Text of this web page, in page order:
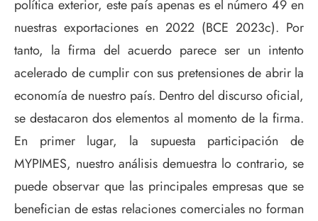
política exterior, este país apenas es el número 49 en
nuestras exportaciones en 2022 (BCE 2023c). Por
tanto, la firma del acuerdo parece ser un intento
acelerado de cumplir con sus pretensiones de abrir la
economía de nuestro país. Dentro del discurso oficial,
se destacaron dos elementos al momento de la firma.
En primer lugar, la supuesta participación de
MYPIMES, nuestro análisis demuestra lo contrario, se
puede observar que las principales empresas que se
benefician de estas relaciones comerciales no forman